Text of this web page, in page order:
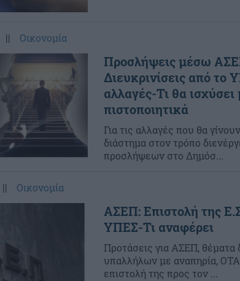
|| Οικονομία
Προσλήψεις μέσω
Διευκρινίσεις από το
αλλαγές-Τι θα ισχύσει
πιστοποιητικά
Για τις αλλαγές που θα
διάστημα στον τρόπο
προσλήψεων στο Δημόσ...
|| Οικονομία
ΑΣΕΠ: Επιστολή της
ΥΠΕΣ-Τι αναφέρει
Προτάσεις για ΑΣΕΠ, θέματα
υπαλλήλων με αναπηρία,
επιστολή της προς τον ...